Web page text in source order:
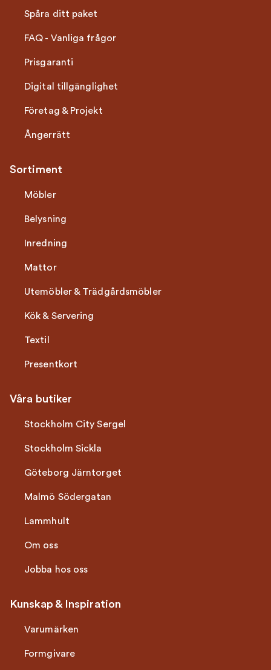
Spåra ditt paket
FAQ - Vanliga frågor
Prisgaranti
Digital tillgänglighet
Företag & Projekt
Ångerrätt
Sortiment
Möbler
Belysning
Inredning
Mattor
Utemöbler & Trädgårdsmöbler
Kök & Servering
Textil
Presentkort
Våra butiker
Stockholm City Sergel
Stockholm Sickla
Göteborg Järntorget
Malmö Södergatan
Lammhult
Om oss
Jobba hos oss
Kunskap & Inspiration
Varumärken
Formgivare